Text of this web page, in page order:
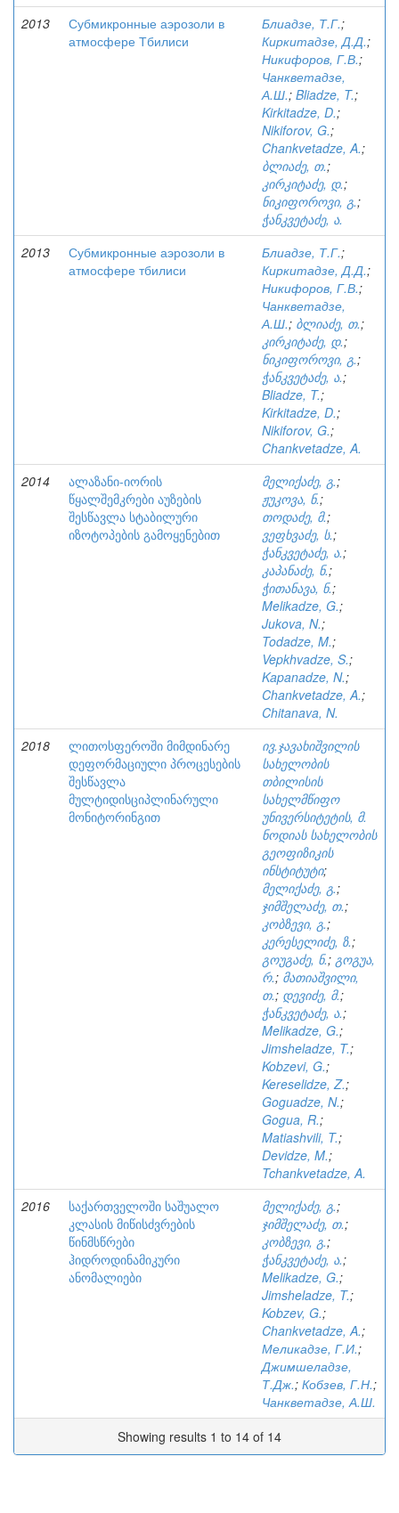
2013
Субмикронные аэрозоли в
атмосфере Тбилиси
Блиадзе, Т.Г.;
Киркитадзе, Д.Д.;
Никифоров, Г.В.;
Чанкветадзе,
А.Ш.; Bliadze, T.;
Kirkitadze, D.;
Nikiforov, G.;
Chankvetadze, A.;
ბლიაძე, თ.;
კირკიტაძე, დ.;
ნიკიფოროვი, გ.;
ჭანკვეტაძე, ა.
2013
Субмикронные аэрозоли в
атмосфере тбилиси
Блиадзе, Т.Г.;
Киркитадзе, Д.Д.;
Никифоров, Г.В.;
Чанкветадзе,
А.Ш.; ბლიაძე, თ.;
კირკიტაძე, დ.;
ნიკიფოროვი, გ.;
ჭანკვეტაძე, ა.;
Bliadze, T.;
Kirkitadze, D.;
Nikiforov, G.;
Chankvetadze, A.
2014
ალაზანი-იორის
წყალშემკრები აუზების
შესწავლა სტაბილური
იზოტოპების გამოყენებით
მელიქაძე, გ.;
ჟუკოვა, ნ.;
თოდაძე, მ.;
ვეფხვაძე, ს.;
ჭანკვეტაძე, ა.;
კაპანაძე, ნ.;
ჭითანავა, ნ.;
Melikadze, G.;
Jukova, N.;
Todadze, M.;
Vepkhvadze, S.;
Kapanadze, N.;
Chankvetadze, A.;
Chitanava, N.
2018
ლითოსფეროში მიმდინარე
დეფორმაციული პროცესების
შესწავლა
მულტიდისციპლინარული
მონიტორინგით
ივ.ჯავახიშვილის
სახელობის
თბილისის
სახელმწიფო
უნივერსიტეტის, მ.
ნოდიას სახელობის
გეოფიზიკის
ინსტიტუტი;
მელიქაძე, გ.;
ჯიმშელაძე, თ.;
კობზევი, გ.;
კერესელიძე, ზ.;
გოუგაძე, ნ.; გოგუა,
რ.; მათიაშვილი,
თ.; დევიძე, მ.;
ჭანკვეტაძე, ა.;
Melikadze, G.;
Jimsheladze, T.;
Kobzevi, G.;
Kereselidze, Z.;
Goguadze, N.;
Gogua, R.;
Matiashvili, T.;
Devidze, M.;
Tchankvetadze, A.
2016
საქართველოში საშუალო
კლასის მიწისძვრების
წინმსწრები
ჰიდროდინამიკური
ანომალიები
მელიქაძე, გ.;
ჯიმშელაძე, თ.;
კობზევი, გ.;
ჭანკვეტაძე, ა.;
Melikadze, G.;
Jimsheladze, T.;
Kobzev, G.;
Chankvetadze, A.;
Меликадзе, Г.И.;
Джимшеладзе,
Т.Дж.; Кобзев, Г.Н.;
Чанкветадзе, А.Ш.
Showing results 1 to 14 of 14